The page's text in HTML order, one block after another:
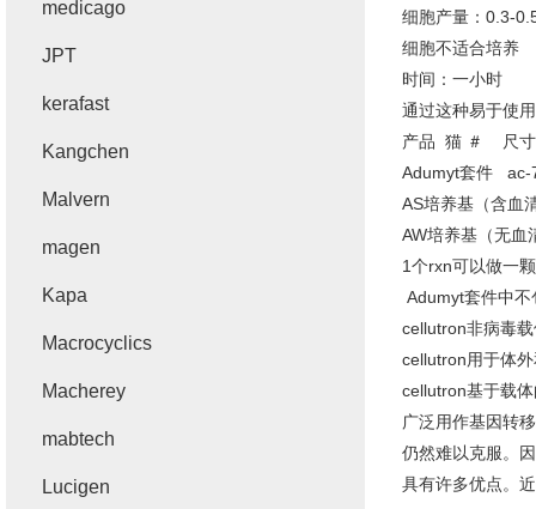
细胞产量：0.3-
细胞不适合培养
时间：一小时
通过这种易于使
产品 猫 ＃ 尺
Adumyt套件
AS培养基（含
AW培养基（无
1个rxn可以做一
Adumyt套件中不
cellutron非病毒
cellutron用于体
cellutron基于载
广泛用作基因转
仍然难以克服。
具有许多优点。
medicago
JPT
kerafast
Kangchen
Malvern
magen
Kapa
Macrocyclics
Macherey
mabtech
Lucigen